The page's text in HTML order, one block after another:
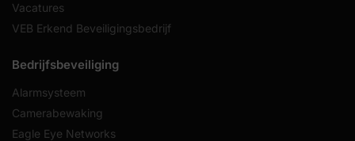
Vacatures
VEB Erkend Beveiligingsbedrijf
Bedrijfsbeveiliging
Alarmsysteem
Camerabewaking
Eagle Eye Networks